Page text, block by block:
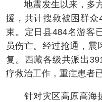
地震发生以来，多方
援，共计搜救被困群
束。定日县484名游客
员伤亡。经过抢通，震
复。西藏各级共派出
疗救治工作，重症患者
针对灾区高原高海